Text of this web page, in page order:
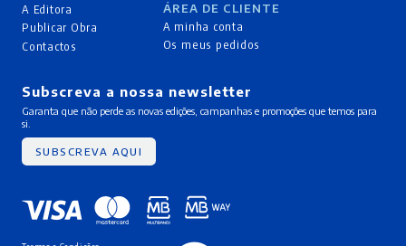
A Editora
Publicar Obra
Contactos
ÁREA DE CLIENTE
A minha conta
Os meus pedidos
Subscreva a nossa newsletter
Garanta que não perde as novas edições, campanhas e promoções que temos para
si.
SUBSCREVA AQUI